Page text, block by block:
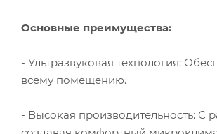
Основные преимущества:
- Ультразвуковая технология:
всему помещению.
- Высокая производительность: